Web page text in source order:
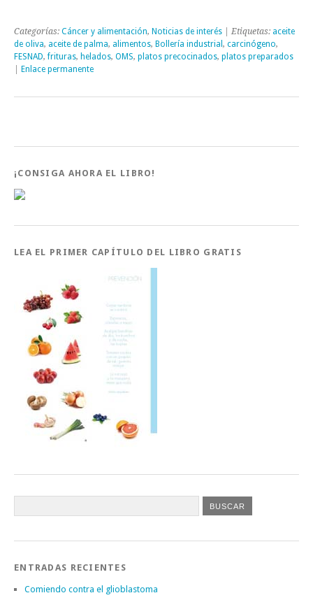
Categorías: Cáncer y alimentación, Noticias de interés | Etiquetas: aceite
de oliva, aceite de palma, alimentos, Bollería industrial , carcinógeno,
FESNAD,frituras, helados, OMS, platos precocinados, platos preparados
Enlace permanente
¡CONSIGA AHORA EL LIBRO!
LEA EL PRIMER CAPÍTULO DEL LIBRO GRATIS
ENTRADAS RECIENTES
Comiendo contra el glioblastoma